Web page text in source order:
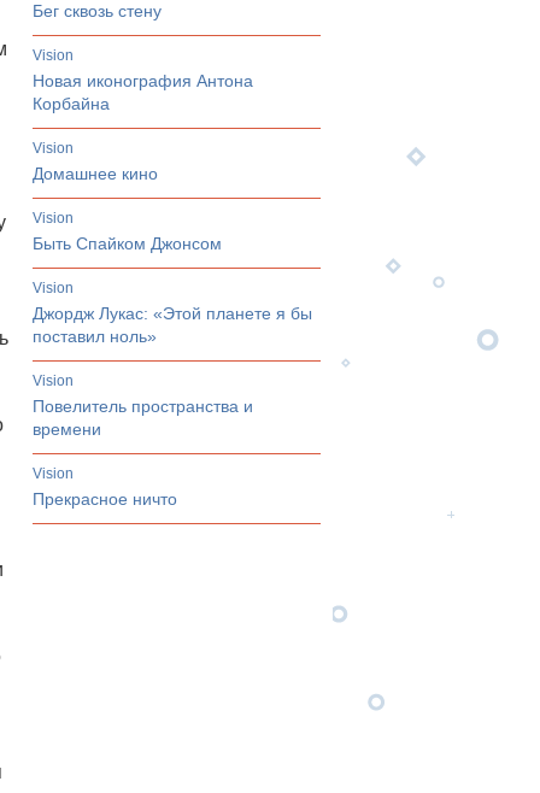
Бег сквозь стену
vision
Новая иконография Антона
Корбайна
vision
Домашнее кино
vision
Быть Спайком Джонсом
vision
Джордж Лукас: «Этой планете я бы
поставил ноль»
vision
Повелитель пространства и
времени
vision
Прекрасное ничто